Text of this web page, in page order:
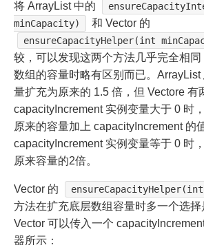
将 ArrayList 中的
minCapacity)
和 Vector 的
ensureCapacityHelper(int
较，可以发现这两个方法几乎完全相
数组的容量时略有区别而已。ArrayList
量扩充为原来的 1.5 倍，但 Vectore 有
capacityIncrement 实例变量大于 0 时
原来的容量加上 capacityIncrement 的
capacityIncrement 实例变量等于 0 时
原来容量的2倍。
Vector 的
方法在扩充底层数组容量时多一个选
Vector 可以传入一个
器所示：